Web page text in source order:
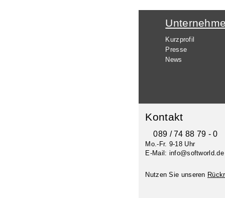
Kurzprofil
Presse
News
Kontakt
089 / 74 88 79 - 0
Mo.-Fr. 9-18 Uhr
E-Mail: info@softworld.de
Nutzen Sie unseren